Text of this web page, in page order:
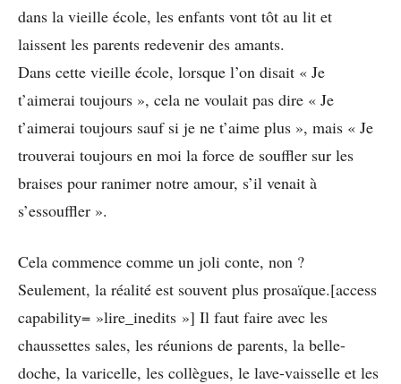
dans la vieille école, les enfants vont tôt au lit et
laissent les parents redevenir des amants.
Dans cette vieille école, lorsque l’on disait « Je
t’aimerai toujours », cela ne voulait pas dire « Je
t’aimerai toujours sauf si je ne t’aime plus », mais « Je
trouverai toujours en moi la force de souffler sur les
braises pour ranimer notre amour, s’il venait à
s’essouffler ».
Cela commence comme un joli conte, non ?
Seulement, la réalité est souvent plus prosaïque.[access
capability= »lire_inedits »] Il faut faire avec les
chaussettes sales, les réunions de parents, la belle-
doche, la varicelle, les collègues, le lave-vaisselle et les